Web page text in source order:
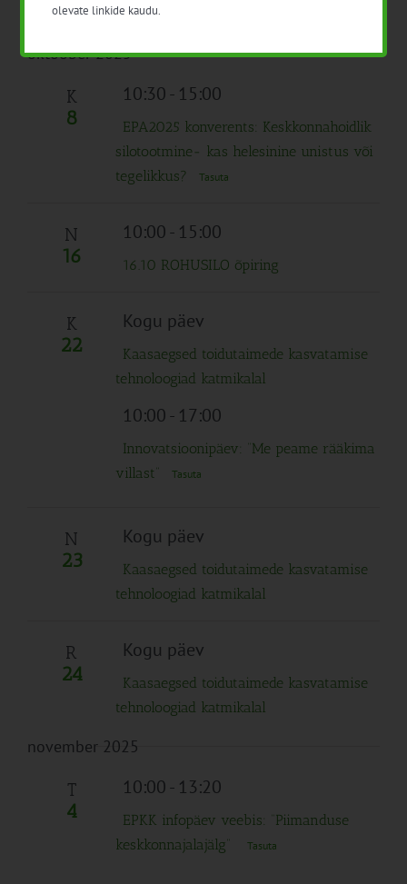
innovatsioonid
oktoober 2025
K
8
10:30- 15:00
EPA2025 konverents: Keskkonnahoidlik
silotootmine- kas helesinine unistus või
tegelikkus?
Tasuta
N
16
10:00- 15:00
16.10 ROHUSILO õpiring
K
22
Kogu päev
Kaasaegsed toidutaimede kasvatamise
tehnoloogiad katmikalal
10:00- 17:00
Innovatsioonipäev: “Me peame rääkima
villast”
Tasuta
N
23
Kogu päev
Kaasaegsed toidutaimede kasvatamise
tehnoloogiad katmikalal
R
24
Kogu päev
Kaasaegsed toidutaimede kasvatamise
tehnoloogiad katmikalal
november 2025
T
4
10:00- 13:20
EPKK infopäev veebis: “Piimanduse
keskkonnajalajälg”
Tasuta
olevate linkide kaudu.